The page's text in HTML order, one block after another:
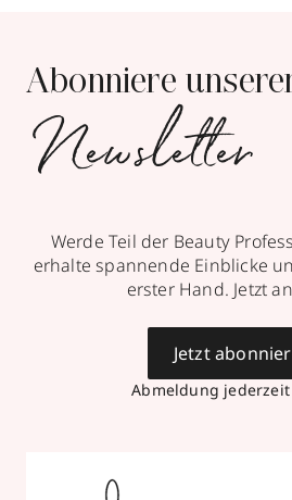
Abonniere
Newsletter
Werde Teil der Beauty
erhalte spannende Einblicke
erster Hand. Jetzt
Abmeldung
Jetzt